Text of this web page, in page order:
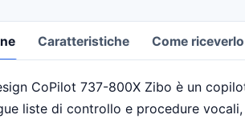
Caratteristiche Come
CoPilot 737-800X Zibo è un
liste di controllo e procedure